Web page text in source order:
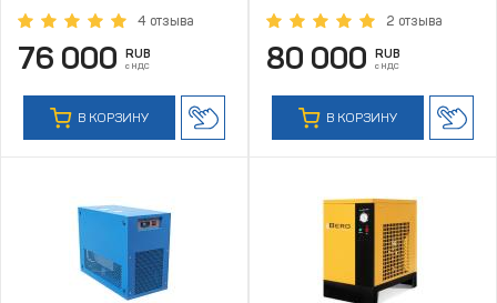
4 отзыва
76 000 RUB
с НДС
В КОРЗИНУ
2 отзыва
80 000 RUB
с НДС
В КОРЗИНУ